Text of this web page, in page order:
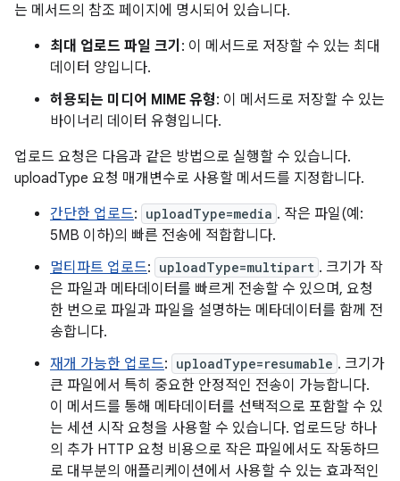
는 메서드의 참조 페이지에 명시되어 있습니다.
최대 업로드 파일 크기 : 이 메서드로 저장할 수 있는 최대
데이터 양입니다.
허용되는 미디어 MIME 유형: 이 메서드로 저장할 수 있는
바이너리 데이터 유형입니다.
업로드 요청은 다음과 같은 방법으로 실행할 수 있습니다.
uploadType 요청 매개변수로 사용할 메서드를 지정합니다.
간단한 업로드: uploadType=media . 작은 파일(예:
5MB 이하)의 빠른 전송에 적합합니다.
멀티파트 업로드: uploadType=multipart . 크기가 작
은 파일과 메타데이터를 빠르게 전송할 수 있으며, 요청
한 번으로 파일과 파일을 설명하는 메타데이터를 함께 전
송합니다.
재개 가능한 업로드: uploadType=resumable . 크기가
큰 파일에서 특히 중요한 안정적인 전송이 가능합니다.
이 메서드를 통해 메타데이터를 선택적으로 포함할 수 있
는 세션 시작 요청을 사용할 수 있습니다. 업로드당 하나
의 추가 HTTP 요청 비용으로 작은 파일에서도 작동하므
로 대부분의 애플리케이션에서 사용할 수 있는 효과적인